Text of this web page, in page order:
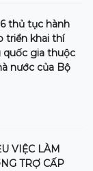
thủ tục hành
triển khai thí
gia thuộc
nước của Bộ
VIỆC LÀM
TRỢ CẤP